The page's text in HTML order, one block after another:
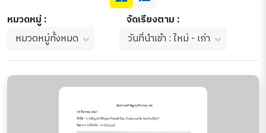
หมวดหมู่ :
หมวดหมู่ทั้งหมด
จัดเรียงตาม :
วันที่นำเข้า : ใหม่ - เก่า